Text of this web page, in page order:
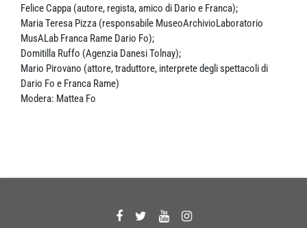
Felice Cappa (autore, regista, amico di Dario e Franca);
Maria Teresa Pizza (responsabile MuseoArchivioLaboratorio
MusALab Franca Rame Dario Fo);
Domitilla Ruffo (Agenzia Danesi Tolnay);
Mario Pirovano (attore, traduttore, interprete degli spettacoli di
Dario Fo e Franca Rame)
Modera: Mattea Fo